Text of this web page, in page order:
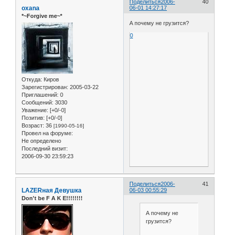
Поделиться 40
2006-
06-01 14:27:17
oxana
*~Forgive me~*
Откуда: Киров
Зарегистрирован: 2005-03-22
Приглашений: 0
Сообщений: 3030
Уважение: [+0/-0]
Позитив: [+0/-0]
Возраст: 36 [1990-05-16]
Провел на форуме:
Не определено
Последний визит:
2006-09-30 23:59:23
А почему не грузится?
0
Поделиться 41
2006-
06-03 00:55:29
LAZERная Девушка
Don't be F A K E!!!!!!!!
А почему не
грузится?